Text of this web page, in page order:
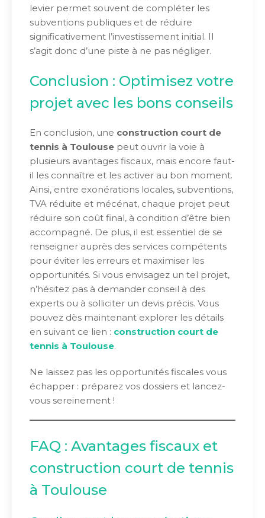
levier permet souvent de compléter les
subventions publiques et de réduire
significativement l’investissement initial. Il
s’agit donc d’une piste à ne pas négliger.
Conclusion : Optimisez votre
projet avec les bons conseils
En conclusion, une construction court de
tennis à Toulouse peut ouvrir la voie à
plusieurs avantages fiscaux, mais encore faut-
il les connaître et les activer au bon moment.
Ainsi, entre exonérations locales, subventions,
TVA réduite et mécénat, chaque projet peut
réduire son coût final, à condition d’être bien
accompagné. De plus, il est essentiel de se
renseigner auprès des services compétents
pour éviter les erreurs et maximiser les
opportunités. Si vous envisagez un tel projet,
n’hésitez pas à demander conseil à des
experts ou à solliciter un devis précis. Vous
pouvez dès maintenant explorer les détails
en suivant ce lien : construction court de
tennis à Toulouse.
Ne laissez pas les opportunités fiscales vous
échapper : préparez vos dossiers et lancez-
vous sereinement !
FAQ : Avantages fiscaux et
construction court de tennis
à Toulouse